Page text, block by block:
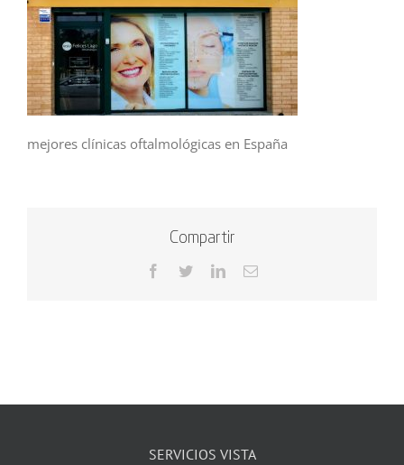
mejores clínicas oftalmológicas en España
Compartir
Facebook
TwitterLinkedInCorreo
SERVICIOS VISTA